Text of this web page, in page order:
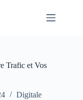
Trafic et Vos
Digitale